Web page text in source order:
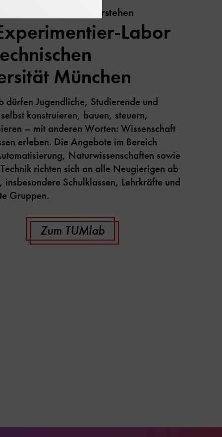
- Forschen - Verstehen
Labor
München
dürfen Jugendliche, Studierende und
konstruieren, bauen, steuern,
– mit anderen Worten: Wissenschaft
erleben. Die Angebote im Bereich
Naturwissenschaften sowie
richten sich an alle Neugierigen ab
insbesondere Schulklassen, Lehrkräfte und
Gruppen.
Zum TUMlab